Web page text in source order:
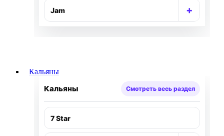
Jam +
Кальяны
Кальяны Смотреть весь раздел
7 Star